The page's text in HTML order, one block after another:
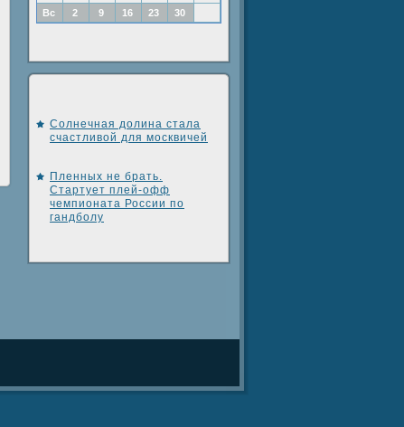
Вс
2 9 16 23 30
Солнечная долина стала
счастливой для москвичей
Пленных не брать.
Стартует плей-офф
чемпионата России по
гандболу